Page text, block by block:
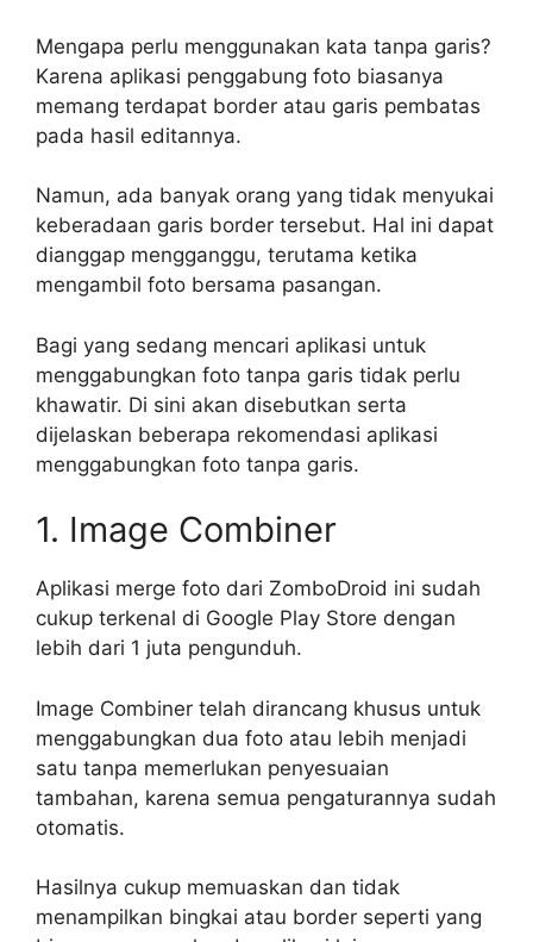
Mengapa perlu menggunakan kata tanpa garis?
Karena aplikasi penggabung foto biasanya
memang terdapat border atau garis pembatas
pada hasil editannya.
Namun, ada banyak orang yang tidak menyukai
keberadaan garis border tersebut. Hal ini dapat
dianggap mengganggu, terutama ketika
mengambil foto bersama pasangan.
Bagi yang sedang mencari aplikasi untuk
menggabungkan foto tanpa garis tidak perlu
khawatir. Di sini akan disebutkan serta
dijelaskan beberapa rekomendasi aplikasi
menggabungkan foto tanpa garis.
1. Image Combiner
Aplikasi merge foto dari ZomboDroid ini sudah
cukup terkenal di Google Play Store dengan
lebih dari 1 juta pengunduh.
Image Combiner telah dirancang khusus untuk
menggabungkan dua foto atau lebih menjadi
satu tanpa memerlukan penyesuaian
tambahan, karena semua pengaturannya sudah
otomatis.
Hasilnya cukup memuaskan dan tidak
menampilkan bingkai atau border seperti yang